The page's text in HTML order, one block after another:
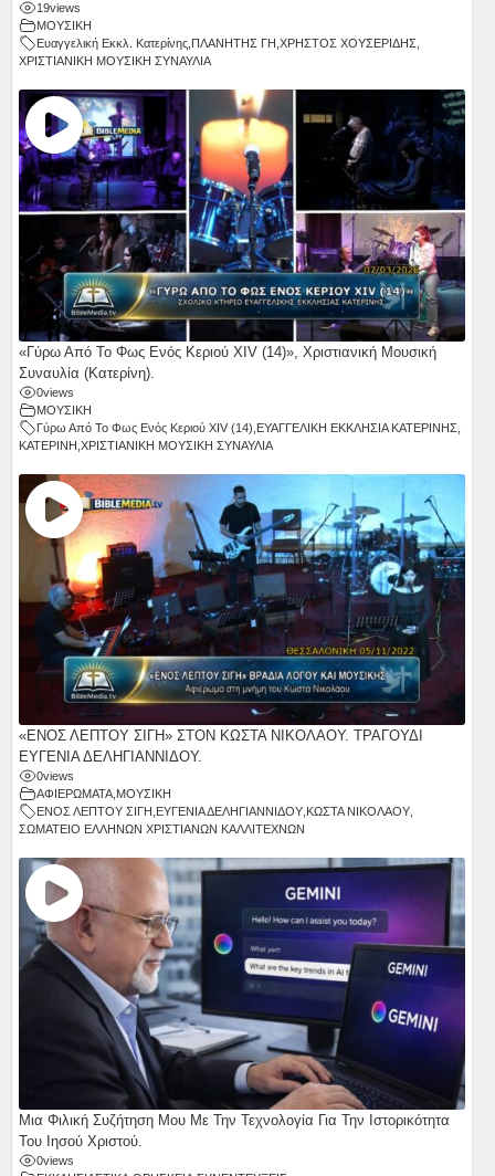
19views
ΜΟΥΣΙΚΗ
Ευαγγελική Εκκλ. Κατερίνης ΠΛΑΝΗΤΗΣ ΓΗ ΧΡΗΣΤΟΣ ΧΟΥΣΕΡΙΔΗΣ
ΧΡΙΣΤΙΑΝΙΚΗ ΜΟΥΣΙΚΗ ΣΥΝΑΥΛΙΑ
«Γύρω Από Το Φως Ενός Κεριού ΧΙV (14)», Χριστιανική Μουσική
Συναυλία (Κατερίνη).
0views
ΜΟΥΣΙΚΗ
Γύρω Από Το Φως Ενός Κεριού ΧΙV (14) ΕΥΑΓΓΕΛΙΚΗ ΕΚΚΛΗΣΙΑ ΚΑΤΕΡΙΝΗΣ
ΚΑΤΕΡΙΝΗ ΧΡΙΣΤΙΑΝΙΚΗ ΜΟΥΣΙΚΗ ΣΥΝΑΥΛΙΑ
«ΕΝΟΣ ΛΕΠΤΟΥ ΣΙΓΗ» ΣΤΟΝ ΚΩΣΤΑ ΝΙΚΟΛΑΟΥ. ΤΡΑΓΟΥΔΙ
ΕΥΓΕΝΙΑ ΔΕΛΗΓΙΑΝΝΙΔΟΥ.
0views
ΑΦΙΕΡΩΜΑΤΑ ΜΟΥΣΙΚΗ
ΕΝΟΣ ΛΕΠΤΟΥ ΣΙΓΗ ΕΥΓΕΝΙΑ ΔΕΛΗΓΙΑΝΝΙΔΟΥ ΚΩΣΤΑ ΝΙΚΟΛΑΟΥ
ΣΩΜΑΤΕΙΟ ΕΛΛΗΝΩΝ ΧΡΙΣΤΙΑΝΩΝ ΚΑΛΛΙΤΕΧΝΩΝ
Μια Φιλική Συζήτηση Μου Με Την Τεχνολογία Για Την Ιστορικότητα
Του Ιησού Χριστού.
0views